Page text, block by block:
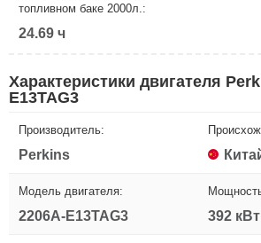
топливном баке 2000л.:
24.69 ч
Характеристики двигателя
E13TAG3
Производитель:
Perkins
Модель двигателя:
2206A-E13TAG3 392 кВт